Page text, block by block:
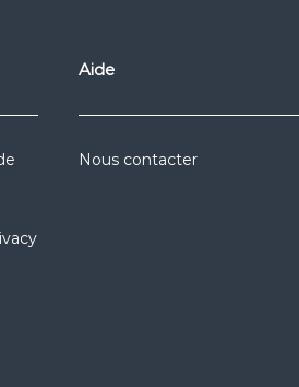
Aide
Nous contacter